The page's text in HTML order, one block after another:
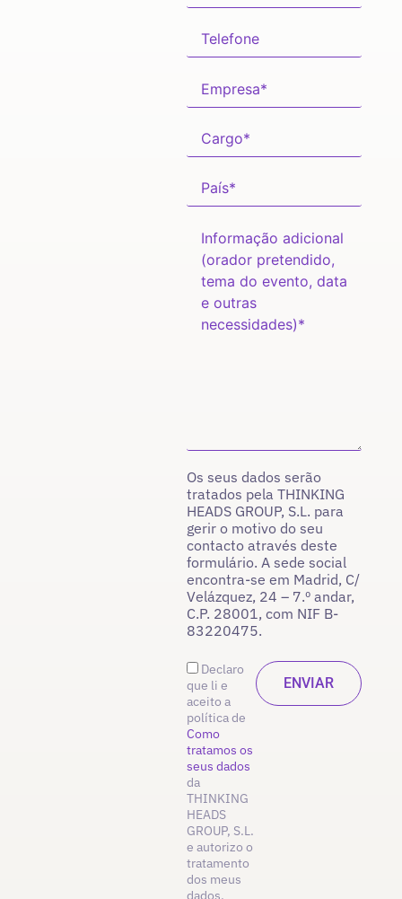
Os seus dados serão
tratados pela THINKING
HEADS GROUP, S.L. para
gerir o motivo do seu
contacto através deste
formulário. A sede social
encontra-se em Madrid, C/
Velázquez, 24 – 7.º andar,
C.P. 28001, com NIF B-
83220475.
Declaro
que li e
aceito a
política de
Como
tratamos os
seus dados
da
THINKING
HEADS
GROUP, S.L.
e autorizo o
tratamento
dos meus
dados.